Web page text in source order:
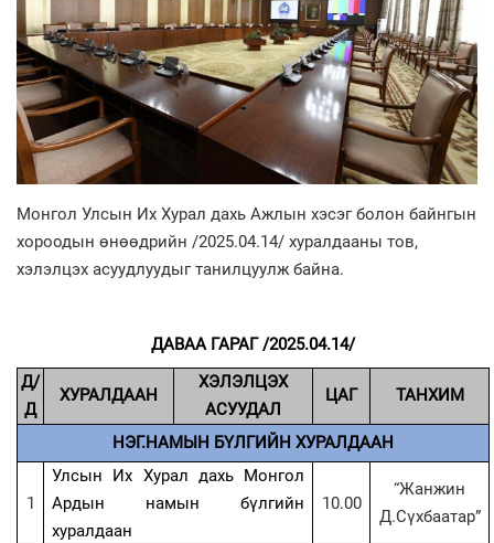
Монгол Улсын Их Хурал дахь Ажлын хэсэг болон байнгын
хороодын өнөөдрийн /2025.04.14/ хуралдааны тов,
хэлэлцэх асуудлуудыг танилцуулж байна.
ДАВАА ГАРАГ /2025.04.14/
Д/
Д
ХУРАЛДААН
ХЭЛЭЛЦЭХ
АСУУДАЛ
ЦАГ ТАНХИМ
НЭГ.НАМЫН БҮЛГИЙН ХУРАЛДААН
1
Улсын Их Хурал дахь Монгол
Ардын намын бүлгийн
хуралдаан
10.00
“Жанжин
Д.Сүхбаатар”